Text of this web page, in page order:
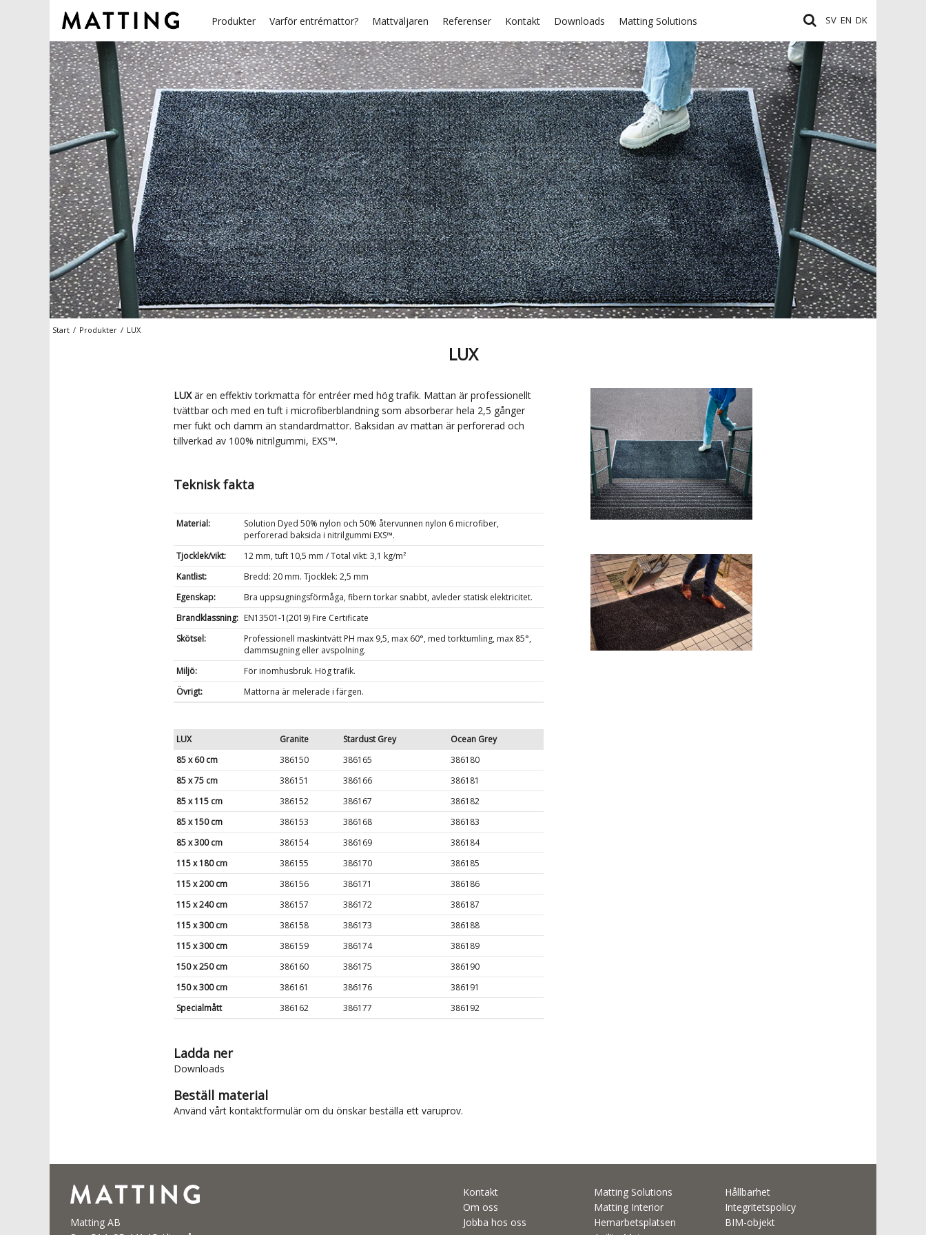
Produkter Varför entrémattor? Mattväljaren Referenser Kontakt Downloads Matting Solutions SV EN DK
Start / Produkter / LUX
LUX
LUXär en effektiv torkmatta för entréer med hög trafik. Mattan är professionellt
tvättbar och med en tuft i microfiberblandning som absorberar hela 2,5 gånger
mer fukt och damm än standardmattor. Baksidan av mattan är perforerad och
tillverkad av 100% nitrilgummi, EXS™.
Teknisk fakta
Material:
Solution Dyed 50% nylon och 50% återvunnen nylon 6 microfiber,
perforerad baksida i nitrilgummi EXS™.
Tjocklek/vikt:
12 mm, tuft 10,5 mm / Total vikt: 3,1 kg/m²
Kantlist:
Bredd: 20 mm. Tjocklek: 2,5 mm
Egenskap:
Bra uppsugningsförmåga, fibern torkar snabbt, avleder statisk elektricitet.
Brandklassning: EN13501-1(2019) Fire Certificate
Skötsel:
Professionell maskintvätt PH max 9,5, max 60°, med torktumling, max 85°,
dammsugning eller avspolning.
Miljö:
För inomhusbruk. Hög trafik.
Övrigt:
Mattorna är melerade i färgen.
LUX Granite Stardust Grey
Ocean Grey
85 x 60 cm
386150 386165
386180
85 x 75 cm
386151 386166
386181
85 x 115 cm
386152 386167
386182
85 x 150 cm
386153 386168
386183
85 x 300 cm
386154 386169
386184
115 x 180 cm
386155 386170
386185
115 x 200 cm
386156 386171
386186
115 x 240 cm
386157 386172
386187
115 x 300 cm
386158 386173
386188
115 x 300 cm
386159 386174
386189
150 x 250 cm
386160 386175
386190
150 x 300 cm
386161 386176
386191
Specialmått
386162 386177 386192
Ladda ner
Downloads
Beställ material
Använd vårt kontaktformulär om du önskar beställa ett varuprov.
Matting AB
Kontakt
Om oss
Jobba hos oss
Matting Solutions
Matting Interior
Hemarbetsplatsen
Hållbarhet
Integritetspolicy
BIM-objekt